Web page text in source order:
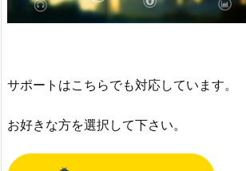
サポートはこちらでも対応しています。
お好きな方を選択して下さい。